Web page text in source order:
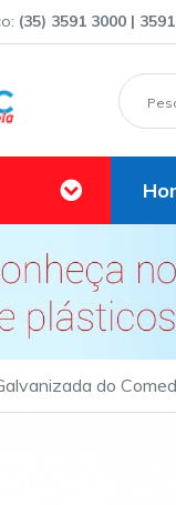
(35) 3591 3000 |
do